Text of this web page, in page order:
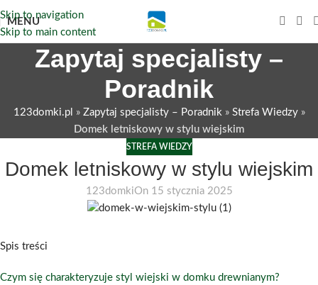
Skip to navigation
Skip to main content
MENU
Zapytaj specjalisty –
Poradnik
123domki.pl » Zapytaj specjalisty – Poradnik» Strefa Wiedzy»
Domek letniskowy w stylu wiejskim
STREFA WIEDZY
Domek letniskowy w stylu wiejskim
123domkiOn 15 stycznia 2025
Spis treści
Czym się charakteryzuje styl wiejski w domku drewnianym?